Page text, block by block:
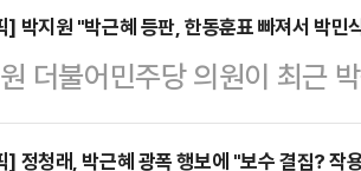
] 박지원 "박근혜 등판, 한동훈표 빠져서 박
더불어민주당 의원이 최근
유세에 나선 것을 두고 "일
] 정청래, 박근혜 광폭 행보에 "보수 결집? 작